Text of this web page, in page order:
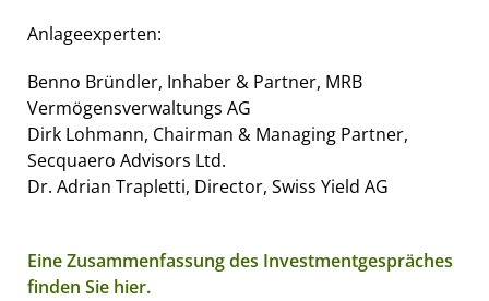
Anlageexperten:
Benno Bründler, Inhaber & Partner, MRB
Vermögensverwaltungs AG
Dirk Lohmann, Chairman & Managing Partner,
Secquaero Advisors Ltd.
Dr. Adrian Trapletti, Director, Swiss Yield AG
Eine Zusammenfassung des Investmentgespräches
finden Sie hier.